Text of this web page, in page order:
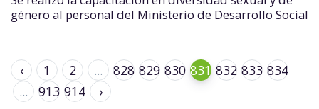
género al personal del Ministerio de Desarrollo Social
‹ 1 2 ... 828 829 830 831 832 833 834
...
913 914 ›